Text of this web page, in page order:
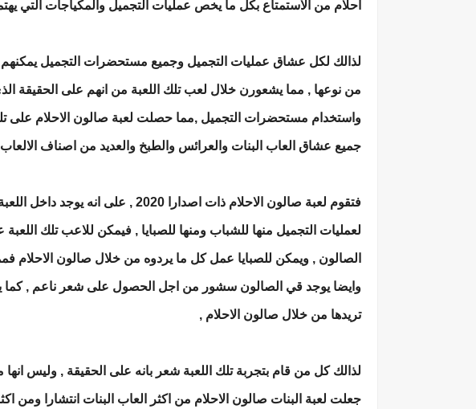
احلام من الاستمتاع بكل ما يخص عمليات التجميل والمكياجات التي
لذالك لكل عشاق عمليات التجميل وجميع مستحضرات التجميل
من نوعها , مما يشعورن خلال لعب تلك اللعبة من انهم على الحقيقة
واستخدام مستحضرات التجميل ,مما حصلت لعبة صالون الاحلام على
جميع عشاق العاب البنات والعرائس والطبخ والعديد من اصناف الالعاب
فتقوم لعبة صالون الاحلام ذات اصدارا
لعمليات التجميل منها للشباب ومنها للصبايا , فيمكن للاعب تلك
الصالون , ويمكن للصبايا عمل كل ما يردوه من خلال صالون الاحلام
وايضا يوجد قي الصالون سشور من اجل الحصول على شعر ناعم , كما
تريدها من خلال صالون الاحلام ,
لذالك كل من قام بتجربة تلك اللعبة شعر بانه على الحقيقة , وليس انها
جعلت لعبة البنات صالون الاحلام من اكثر العاب البنات انتشارا ومن